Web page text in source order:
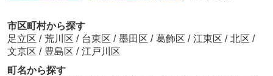
市区町村から探す
足立区 / 荒川区 / 台東区 / 墨田区 / 葛飾区 / 江東区 / 北区 /
文京区 / 豊島区 / 江戸川区
町名から探す